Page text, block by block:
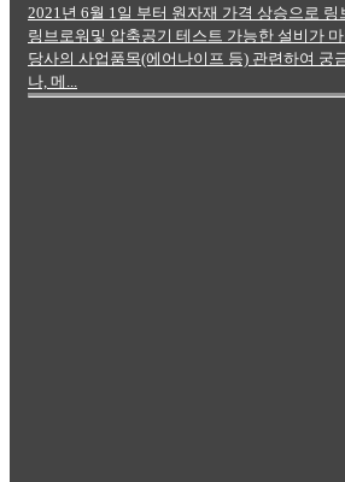
2021년 6월 1일 부터 원자재 가격 상승으로
링브로워및 압축공기 테스트 가능한 설비가
당사의 사업품목(에어나이프 등) 관련하여 궁
나, 메...